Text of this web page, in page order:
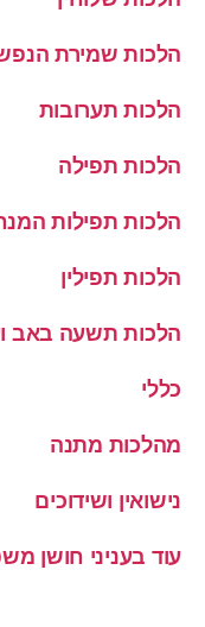
הלכות שמירת
הלכות תערובות
הלכות תפילה
הלכות תפילות
הלכות תפילין
הלכות תשעה באב
כללי
מהלכות מתנה
נישואין ושידוכים
עוד בעניני חושן